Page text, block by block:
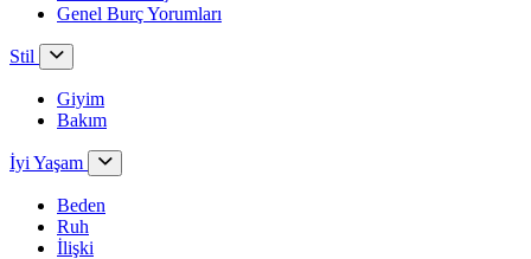
Genel Burç Yorumları
Stil
Giyim
Bakım
İyi Yaşam
Beden
Ruh
İlişki